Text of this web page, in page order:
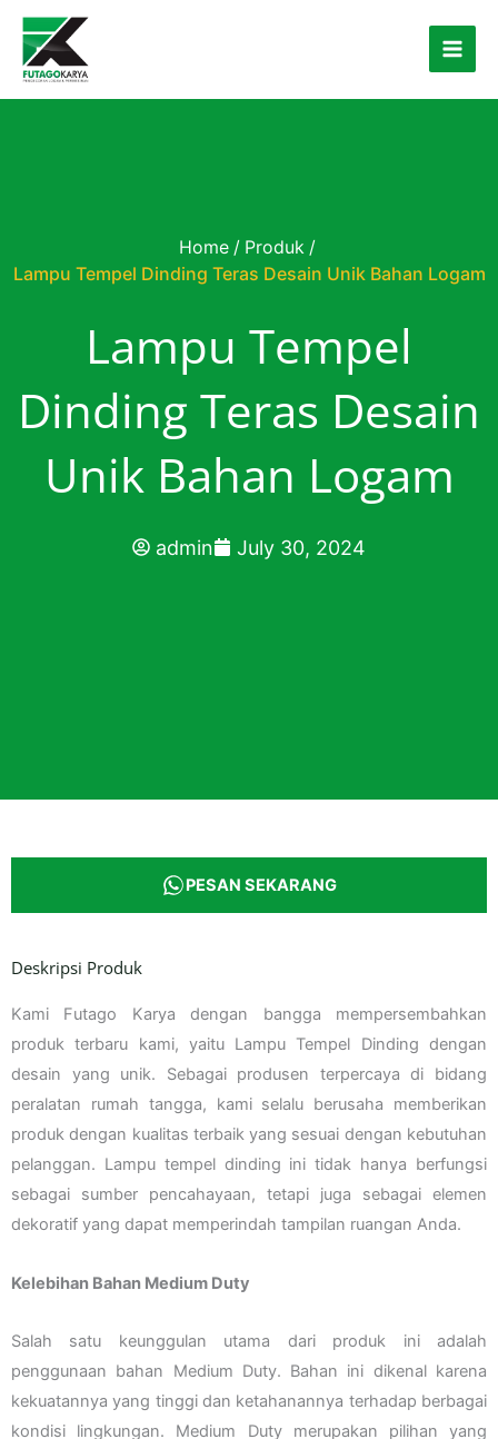
Skip to content
Home / Produk /
Lampu Tempel Dinding Teras Desain Unik Bahan Logam
Lampu Tempel
Dinding Teras Desain
Unik Bahan Logam
admin July 30, 2024
PESAN SEKARANG
Deskripsi Produk
Kami Futago Karya dengan bangga mempersembahkan
produk terbaru kami, yaitu Lampu Tempel Dinding dengan
desain yang unik. Sebagai produsen terpercaya di bidang
peralatan rumah tangga, kami selalu berusaha memberikan
produk dengan kualitas terbaik yang sesuai dengan kebutuhan
pelanggan. Lampu tempel dinding ini tidak hanya berfungsi
sebagai sumber pencahayaan, tetapi juga sebagai elemen
dekoratif yang dapat memperindah tampilan ruangan Anda.
Kelebihan Bahan Medium Duty
Salah satu keunggulan utama dari produk ini adalah
penggunaan bahan Medium Duty. Bahan ini dikenal karena
kekuatannya yang tinggi dan ketahanannya terhadap berbagai
kondisi lingkungan. Medium Duty merupakan pilihan yang